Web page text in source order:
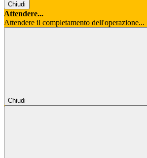
Chiudi
Attendere...
Attendere il completamento dell'operazione...
Chiudi